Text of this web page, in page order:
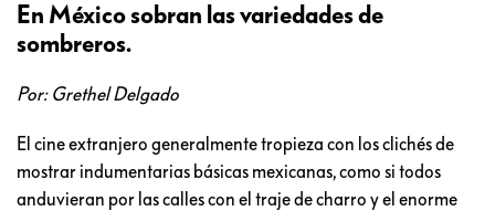
En México sobran las variedades de
sombreros.
Por: Grethel Delgado
El cine extranjero generalmente tropieza con los clichés de
mostrar indumentarias básicas mexicanas, como si todos
anduvieran por las calles con el traje de charro y el enorme